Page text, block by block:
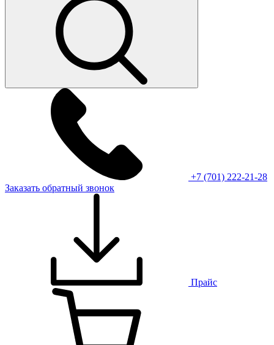
+7 (701) 222-21-28
Заказать обратный звонок
Прайс